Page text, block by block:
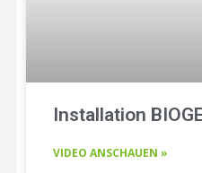
Installation
VIDEO ANSCHAUEN »